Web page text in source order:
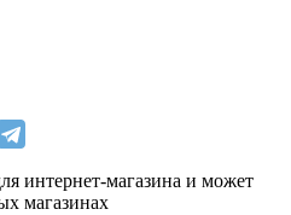
интернет-магазина и может
магазинах